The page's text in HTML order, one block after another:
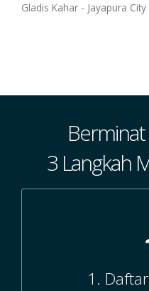
Gladis Kahar - Jayapura City
Berminat
3 Langkah
1.